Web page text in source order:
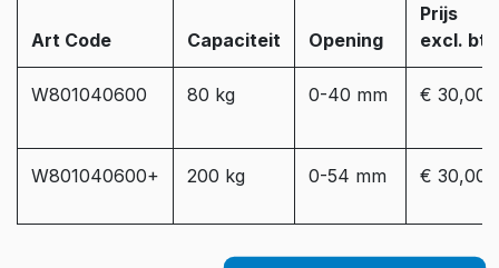
Art Code Capaciteit Opening
Prijs
excl.
W801040600 80 kg 0-40 mm € 30,00
W801040600+ 200 kg 0-54 mm € 30,00